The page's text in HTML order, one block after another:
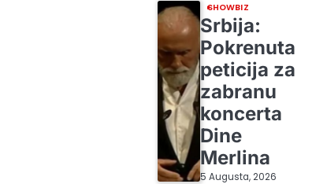
SHOWBIZ
Srbija:
Pokrenuta
peticija za
zabranu
koncerta
Dine
Merlina
5 Augusta, 2026